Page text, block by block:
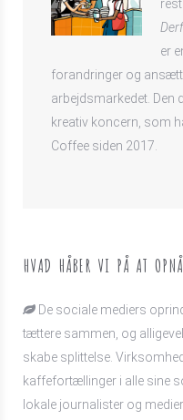
er
forandringer og
arbejdsmarkedet. Den
kreativ koncern, som
Coffee siden 2017.
HVAD HÅBER VI PÅ AT
De sociale mediers
tættere sammen, og
skabe splittelse.
kaffefortællinger i alle sine
lokale journalister og medier.